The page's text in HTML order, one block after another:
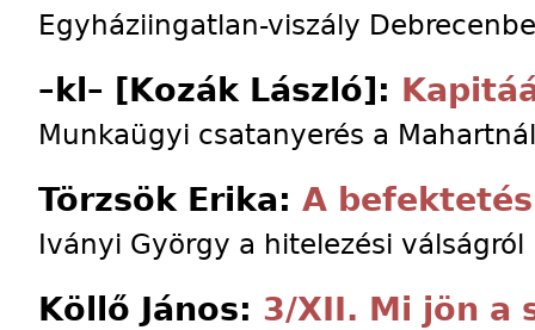
Egyháziingatlan-viszály
–kl– [Kozák László]:
Munkaügyi csatanyerés a Mahartnál
Törzsök Erika: A
Iványi György a hitelezési válságról
Köllő János: 3/XII. Mi jön a